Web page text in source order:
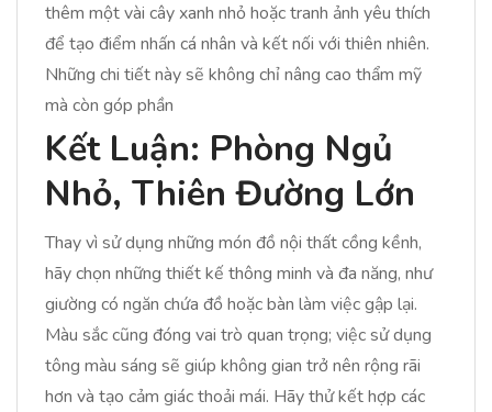
thêm một vài cây xanh nhỏ hoặc tranh ảnh yêu thích
để tạo điểm nhấn cá nhân và kết nối với thiên nhiên.
Những chi tiết này sẽ không chỉ nâng cao thẩm mỹ
mà còn góp phần
Kết Luận: Phòng Ngủ
Nhỏ, Thiên Đường Lớn
Thay vì sử dụng những món đồ nội thất cồng kềnh,
hãy chọn những thiết kế thông minh và đa năng, như
giường có ngăn chứa đồ hoặc bàn làm việc gập lại.
Màu sắc cũng đóng vai trò quan trọng; việc sử dụng
tông màu sáng sẽ giúp không gian trở nên rộng rãi
hơn và tạo cảm giác thoải mái. Hãy thử kết hợp các